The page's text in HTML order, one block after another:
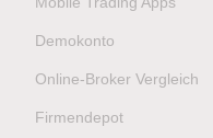
Demokonto
Online-Broker Vergleich
Firmendepot